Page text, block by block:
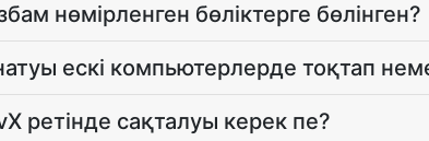
нөмірленген бөліктерге бөлінген?
ескі компьютерлерде тоқтап
ретінде сақталуы керек пе?